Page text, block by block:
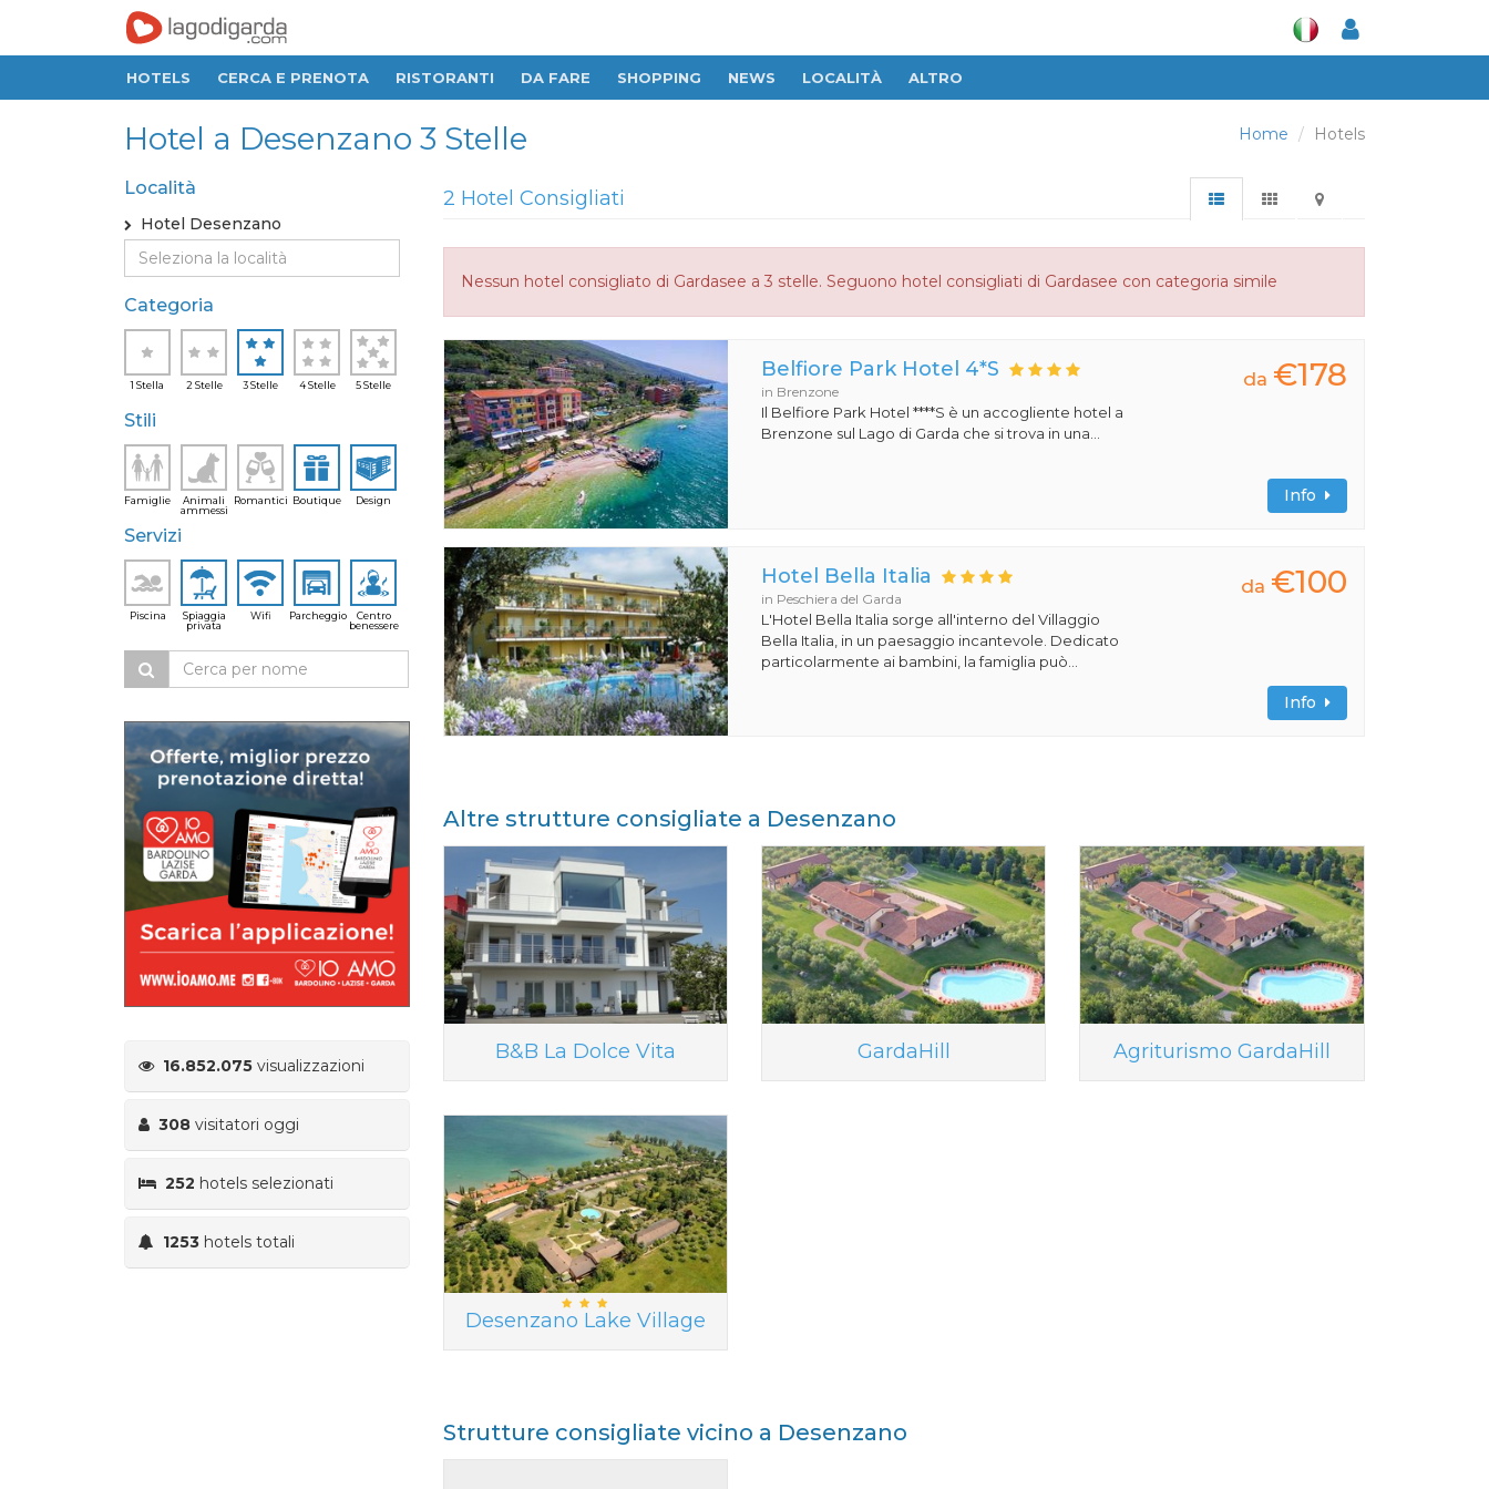
HOTELS CERCA E PRENOTA RISTORANTI DA FARE SHOPPING NEWS LOCALITÀ ALTRO
Home Hotels
Hotel a Desenzano 3 Stelle
Località
Hotel Desenzano
Categoria
1 Stella 2 Stelle 3 Stelle 4 Stelle 5 Stelle
Stili
Famiglie
Animali
ammessi
Romantici Boutique Design
Servizi
Piscina
Spiaggia
privata
Wifi Parcheggio
Centro
benessere
16.852.075 visualizzazioni
308 visitatori oggi
252 hotels selezionati
1253 hotels totali
2 Hotel Consigliati
Nessun hotel consigliato di Gardasee a 3 stelle. Seguono hotel consigliati di Gardasee con categoria simile
Belfiore Park Hotel 4*S
in Brenzone
Il Belfiore Park Hotel ****S è un accogliente hotel a
Brenzone sul Lago di Garda che si trova in una...
da €178
Info
Hotel Bella Italia
in Peschiera del Garda
L'Hotel Bella Italia sorge all'interno del Villaggio
Bella Italia, in un paesaggio incantevole. Dedicato
particolarmente ai bambini, la famiglia può...
da €100
Info
Altre strutture consigliate a Desenzano
B&B La Dolce Vita GardaHill Agriturismo GardaHill
Desenzano Lake Village
Strutture consigliate vicino a Desenzano